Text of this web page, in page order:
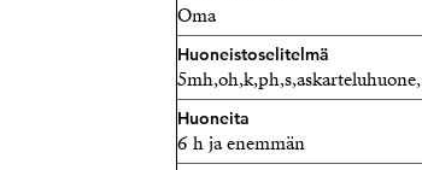
osaksi sisätiloja kaikkina
Viisi makuuhuonetta,
säilytysratkaisut tarjoavat
Oma sisäsauna täydentää
Oma
Huoneistoselitelmä
Huoneita
6 h ja enemmän